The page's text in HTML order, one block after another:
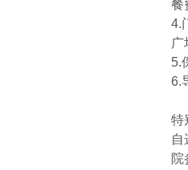
餐
4.
广
5.
6.
特
自
院